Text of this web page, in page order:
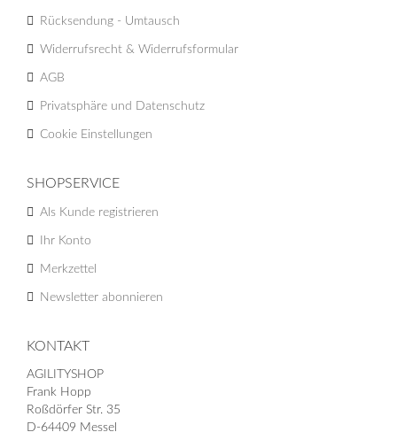
Rücksendung - Umtausch
Widerrufsrecht & Widerrufsformular
AGB
Privatsphäre und Datenschutz
Cookie Einstellungen
SHOPSERVICE
Als Kunde registrieren
Ihr Konto
Merkzettel
Newsletter abonnieren
KONTAKT
AGILITYSHOP
Frank Hopp
Roßdörfer Str. 35
D-64409 Messel